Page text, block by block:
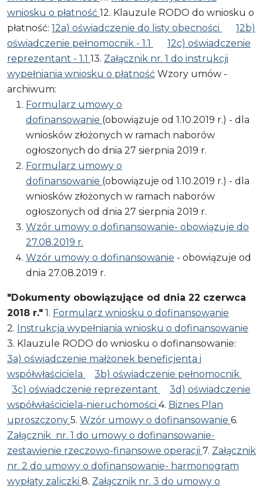
wniosku o płatność 12. Klauzule RODO do wniosku o
płatność: 12a) oświadczenie do listy obecności
12b)
oświadczenie pełnomocnik - 1.1
12c) oświadczenie
reprezentant - 1.1 13. Załącznik nr. 1 do instrukcji
wypełniania wniosku o płatność Wzory umów -
archiwum:
Formularz umowy o
dofinansowanie (obowiązuje od 1.10.2019 r.) - dla
wniosków złożonych w ramach naborów
ogłoszonych do dnia 27 sierpnia 2019 r.
Formularz umowy o
dofinansowanie (obowiązuje od 1.10.2019 r.) - dla
wniosków złożonych w ramach naborów
ogłoszonych od dnia 27 sierpnia 2019 r.
Wzór umowy o dofinansowanie- obowiązuje do
27.08.2019 r.
Wzór umowy o dofinansowanie - obowiązuje od
dnia 27.08.2019 r.
"Dokumenty obowiązujące od dnia 22 czerwca
2018 r." 1. Formularz wniosku o dofinansowanie
2. Instrukcja wypełniania wniosku o dofinansowanie
3. Klauzule RODO do wniosku o dofinansowanie:
3a) oświadczenie małżonek beneficjenta i
współwłaściciela
3b) oświadczenie pełnomocnik
3c) oświadczenie reprezentant
3d) oświadczenie
współwłaściciela-nieruchomości 4. Biznes Plan
uproszczony 5. Wzór umowy o dofinansowanie 6.
Załącznik nr. 1 do umowy o dofinansowanie-
zestawienie rzeczowo-finansowe operacji 7. Załącznik
nr. 2 do umowy o dofinansowanie- harmonogram
wypłaty zaliczki 8. Załącznik nr. 3 do umowy o